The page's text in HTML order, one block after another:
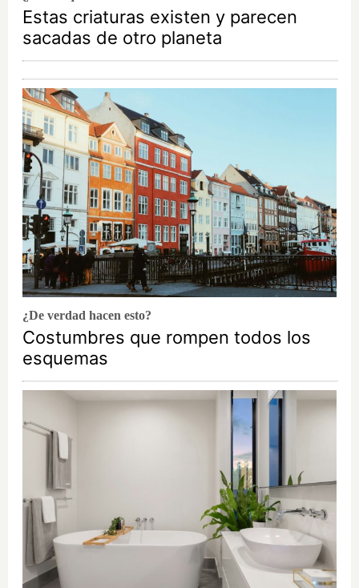
Estas criaturas existen y parecen
sacadas de otro planeta
¿De verdad hacen esto?
Costumbres que rompen todos los
esquemas